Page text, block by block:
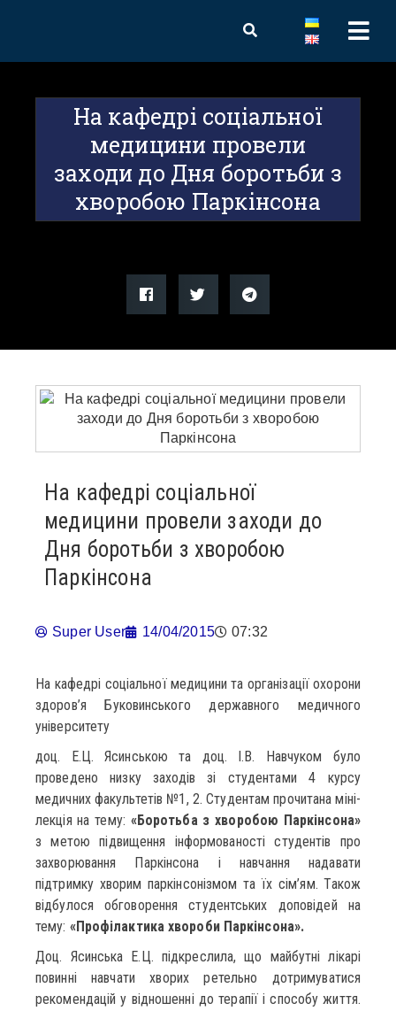
На кафедрі соціальної
медицини провели
заходи до Дня боротьби з
хворобою Паркінсона
На кафедрі соціальної
медицини провели заходи до
Дня боротьби з хворобою
Паркінсона
Super User 14/04/2015 07:32
На кафедрі соціальної медицини та організації охорони
здоров’я Буковинського державного медичного
університету
доц. Е.Ц. Ясинською та доц. І.В. Навчуком було
проведено низку заходів зі студентами 4 курсу
медичних факультетів №1, 2. Студентам прочитана міні-
лекція на тему: «Боротьба з хворобою Паркінсона»
з метою підвищення інформованості студентів про
захворювання Паркінсона і навчання надавати
підтримку хворим паркінсонізмом та їх сім’ям. Також
відбулося обговорення студентських доповідей на
тему: «Профілактика хвороби Паркінсона».
Доц. Ясинська Е.Ц. підкреслила, що майбутні лікарі
повинні навчати хворих ретельно дотримуватися
рекомендацій у відношенні до терапії і способу життя.